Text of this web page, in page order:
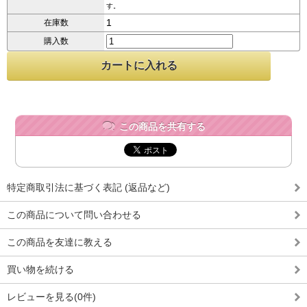
す。
在庫数 1
購入数
この商品を共有する
特定商取引法に基づく表記 (返品など)
この商品について問い合わせる
この商品を友達に教える
買い物を続ける
レビューを見る(0件)